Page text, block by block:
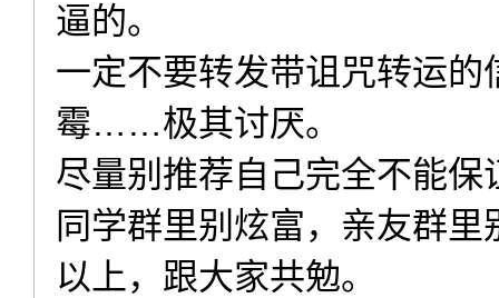
逼的。
一定不要转发带诅咒转运
霉……极其讨厌。
尽量别推荐自己完全不能保
同学群里别炫富，亲友群
以上，跟大家共勉。